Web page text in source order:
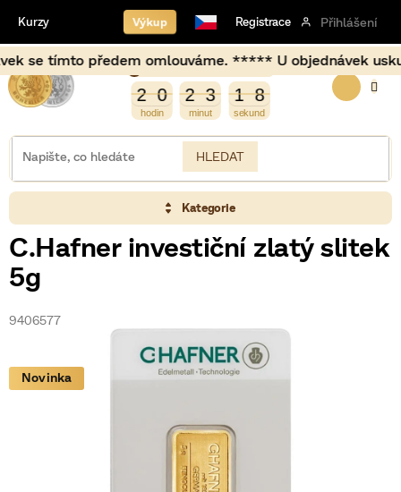
obsah
omlouváme. ***** U objednávek
Výkup Registrace Přihlášení
Kurzy
2
2 0
0 2
2 3
3 1
2
1 7
8
7
9
8
HLEDAT
Kategorie
C.Hafner investiční zlatý slitek
5g
9406577
Novinka